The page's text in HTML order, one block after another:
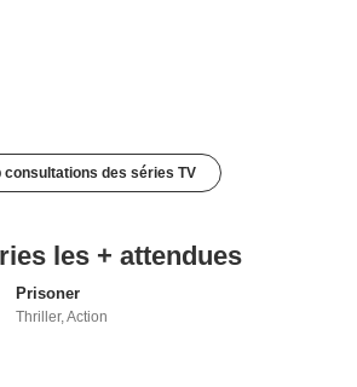
consultations des séries TV
les + attendues
Prisoner
Thriller,Action